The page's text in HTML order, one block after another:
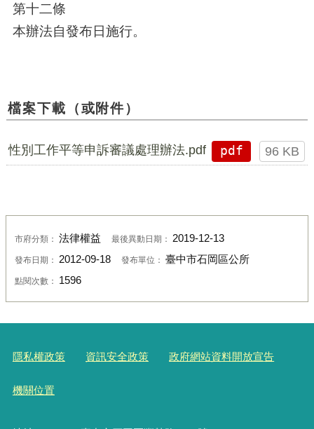
第十二條
本辦法自發布日施行。
檔案下載（或附件）
性別工作平等申訴審議處理辦法.pdf pdf 96 KB
市府分類： 法律權益 最後異動日期： 2019-12-13
發布日期： 2012-09-18 發布單位： 臺中市石岡區公所
點閱次數： 1596
隱私權政策 資訊安全政策 政府網站資料開放宣告
機關位置